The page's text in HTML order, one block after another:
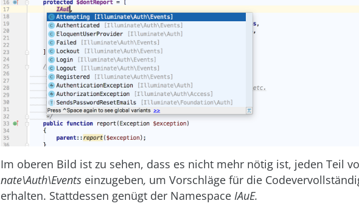
Im oberen Bild ist zu sehen, dass es nicht mehr nötig ist, jeden Teil
nate\Auth\Events einzugeben, um Vorschläge für die
erhalten. Stattdessen genügt der Namespace IAuE.